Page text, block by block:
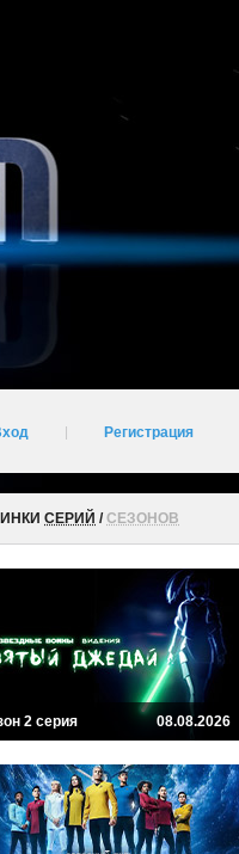
Регистрация
СЕРИЙ /СЕЗОНОВ
2 серия 08.08.2026